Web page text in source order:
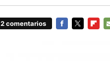
2 comentarios